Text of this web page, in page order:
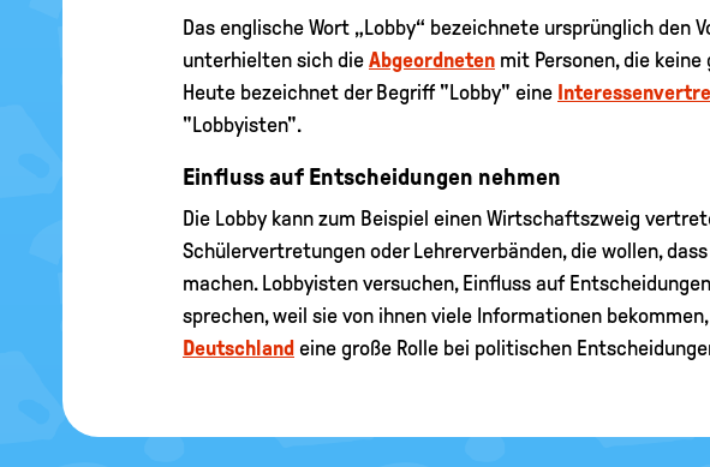
Das englische Wort „Lobby“ bezeichnete ursprünglich den
unterhielten sich die Abgeordneten mit Personen, die
Heute bezeichnet der Begriff "Lobby" eine
"Lobbyisten".
Einfluss auf Entscheidungen nehmen
Die Lobby kann zum Beispiel einen Wirtschaftszweig
Schülervertretungen oder Lehrerverbänden, die wollen,
machen. Lobbyisten versuchen, Einfluss auf
sprechen, weil sie von ihnen viele Informationen
Deutschland eine große Rolle bei politischen